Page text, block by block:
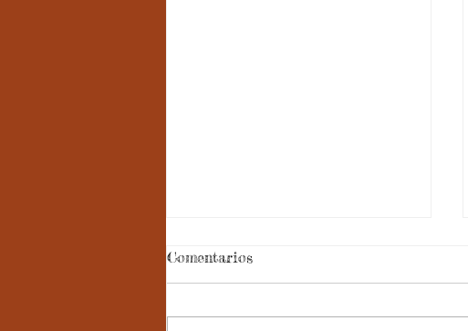
Semana 20, Castellano -
Aspectos curriculares del
3periodo. G3
Comentarios